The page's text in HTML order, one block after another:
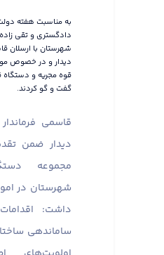
به مناسبت هفته
دادگستری و تقی
شهرستان با ارسلان
دیدار و در خصوص
قوه مجریه و
گفت و گو کردند.
قاسمی
دیدار ضمن
مجموعه
شهرستان در
داشت:
ساماندهی